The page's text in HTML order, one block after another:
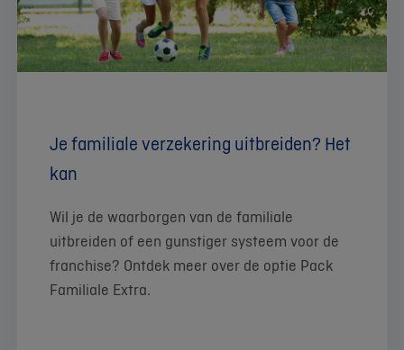
Je familiale verzekering uitbreiden? Het
kan
Wil je de waarborgen van de familiale
uitbreiden of een gunstiger systeem voor de
franchise? Ontdek meer over de optie Pack
Familiale Extra.